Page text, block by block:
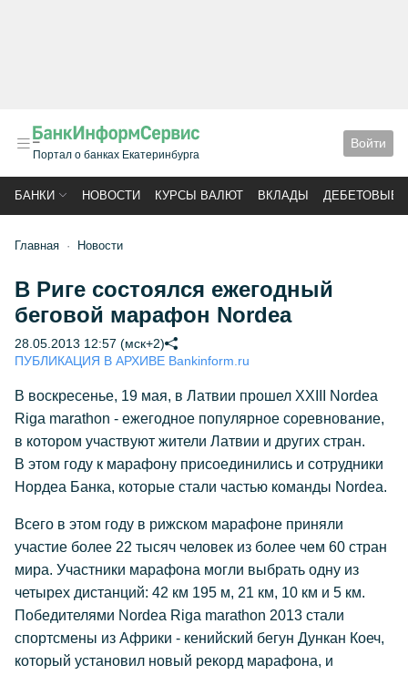
Портал о банках Екатеринбурга
Войти
БАНКИ НОВОСТИ КУРСЫ ВАЛЮТ ВКЛАДЫ ДЕБЕТОВЫЕ
Главная Новости
В Риге состоялся ежегодный
беговой марафон Nordea
28.05.2013 12:57 (мск+2)
ПУБЛИКАЦИЯ В АРХИВЕ Bankinform.ru
В воскресенье, 19 мая, в Латвии прошел XXIII Nordea
Riga marathon - ежегодное популярное соревнование,
в котором участвуют жители Латвии и других стран.
В этом году к марафону присоединились и сотрудники
Нордеа Банка, которые стали частью команды Nordea.
Всего в этом году в рижском марафоне приняли
участие более 22 тысяч человек из более чем 60 стран
мира. Участники марафона могли выбрать одну из
четырех дистанций: 42 км 195 м, 21 км, 10 км и 5 км.
Победителями Nordea Riga marathon 2013 стали
спортсмены из Африки - кенийский бегун Дункан Коеч,
который установил новый рекорд марафона, и